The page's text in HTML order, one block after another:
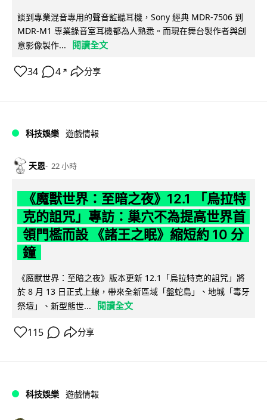
談到專業混音專用的聲音監聽耳機，Sony 經典 MDR-7506 到
MDR-M1 專業錄音室耳機都為人熟悉。而現在舞台製作者與創
意影像製作...
閱讀全文
34 4 ↗ 分享
科技娛樂 遊戲情報
天恩 22 小時
《魔獸世界：至暗之夜》12.1 「烏拉特
克的詛咒」專訪：巢穴不為提高世界首
領門檻而設 《諸王之眠》縮短約 10 分
鐘
《魔獸世界：至暗之夜》版本更新 12.1「烏拉特克的詛咒」將
於 8 月 13 日正式上線，帶來全新區域「盤蛇島」、地城「毒牙
祭壇」、新型態世...
閱讀全文
115 分享
科技娛樂 遊戲情報